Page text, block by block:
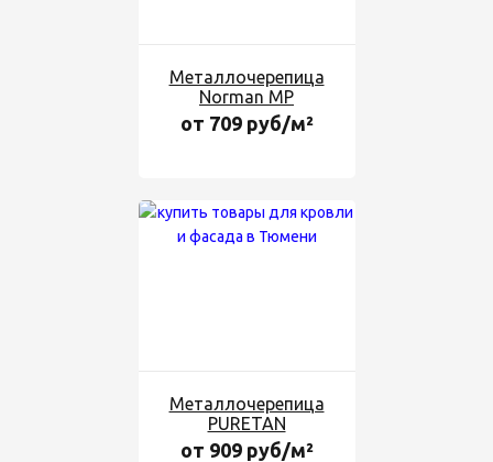
Металлочерепица
Norman MP
от 709 руб/м²
Металлочерепица
PURETAN
от 909 руб/м²